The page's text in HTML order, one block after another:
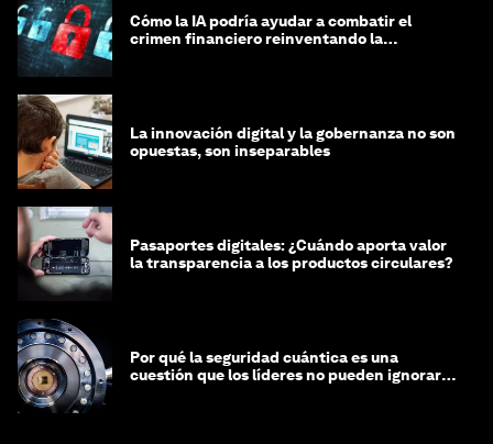
Cómo la IA podría ayudar a combatir el
crimen financiero reinventando la
La innovación digital y la gobernanza no son
opuestas, son inseparables
Pasaportes digitales: ¿Cuándo aporta valor
la transparencia a los productos circulares?
Por qué la seguridad cuántica es una
cuestión que los líderes no pueden ignorar